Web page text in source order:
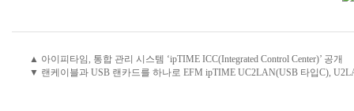
▲ 아이피타임, 통합 관리 시스템 ‘ipTIME ICC(Integrated Control Center)’ 공개
▼ 랜케이블과 USB 랜카드를 하나로 EFM ipTIME UC2LAN(USB 타입C),